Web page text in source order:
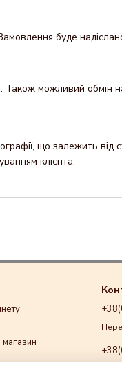
буде
можливий обмін
що залежить від
клієнта.